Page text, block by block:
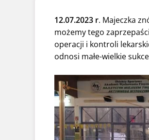
12.07.2023 r. Majeczka
możemy tego
operacji i kontroli
odnosi małe-wielkie